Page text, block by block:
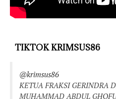
TIKTOK KRIMSUS86
@krimsus86
KETUA FRAKSI GERINDRA
MUHAMMAD ABDUL